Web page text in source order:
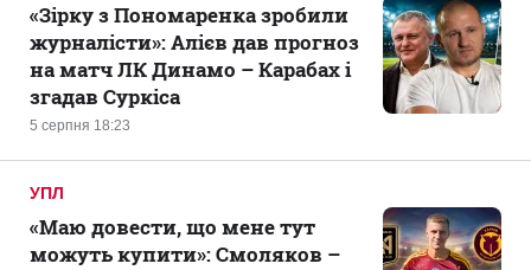
5 серпня 18:23
«Зірку з Пономаренка зробили
журналісти»: Алієв дав прогноз
на матч ЛК Динамо – Карабах і
згадав Суркіса
УПЛ
«Маю довести, що мене тут
можуть купити»: Смоляков –